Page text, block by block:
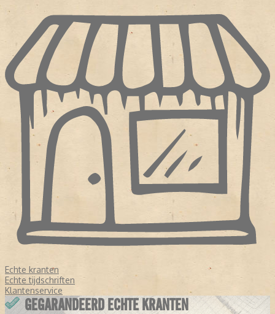
Echte kranten
Echte tijdschriften
Klantenservice
GEGARANDEERD ECHTE KRANTEN